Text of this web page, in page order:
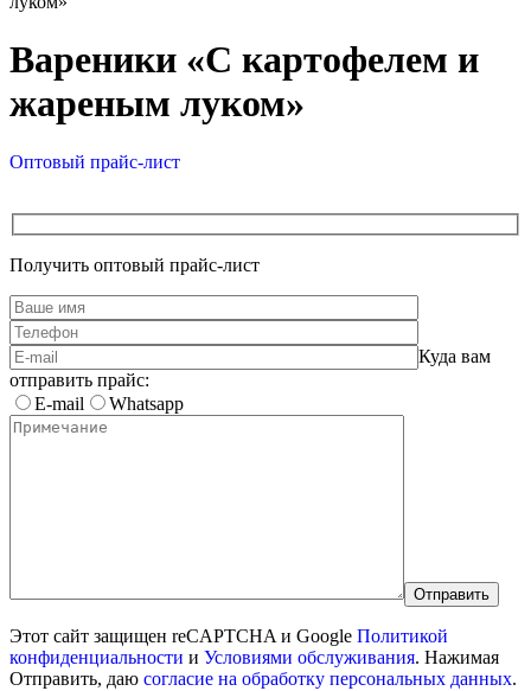
Вареники «С картофелем и
жареным луком»
Оптовый прайс-лист
Получить оптовый прайс-лист
Куда вам
отправить прайс:
E-mail
Whatsapp
Этот сайт защищен reCAPTCHA и Google Политикой
конфиденциальности и Условиями обслуживания. Нажимая
Отправить, даю согласие на обработку персональных данных.